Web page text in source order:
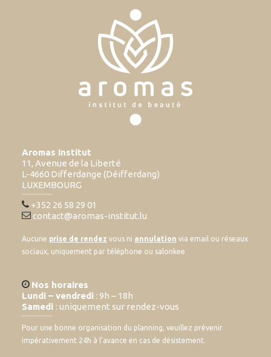
Aromas Institut
11, Avenue de la Liberté
L-4660 Differdange (Déifferdang)
LUXEMBOURG
+352 26 58 29 01
contact@aromas-institut.lu
Aucune prise de rendez vous ni annulation via email ou réseaux
sociaux, uniquement par téléphone ou salonkee
Nos horaires
Lundi – vendredi : 9h – 18h
Samedi : uniquement sur rendez-vous
Pour une bonne organisation du planning, veuillez prévenir
impérativement 24h à l’avance en cas de désistement.